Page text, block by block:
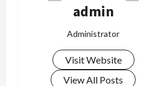
admin
Administrator
Visit Website
View All Posts